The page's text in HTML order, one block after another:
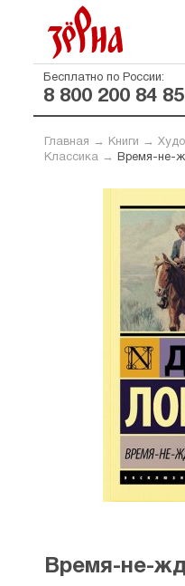
Бесплатно по России:
8 800 200 84 85
Главная → Книги →
Классика→ Время-не-
Время-не-